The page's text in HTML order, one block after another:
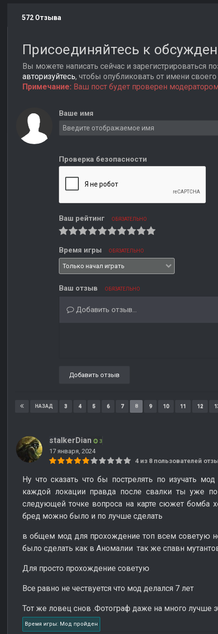
572 Отзыва
Присоединяйтесь к
Вы можете написать сейчас и зарегистрироваться
авторизуйтесь, чтобы опубликовать от имени своего
Примечание: Ваш пост будет проверен
Ваше имя
Проверка безопасности
Ваш рейтинг ОБЯЗАТЕЛЬНО
Время игры ОБЯЗАТЕЛЬНО
Ваш отзыв ОБЯЗАТЕЛЬНО
Добавить отзыв...
Добавить отзыв
НАЗАД 3 4 5 6 7 8 9 10 11 12
stalkerDian 3
17 января, 2024
4 из 8 пользователей
Ну что сказать что бы пострелять по изучать
каждой локации правда после свалки ты уже
следующей точке вопроса на карте сюжет бомба
бред можно было и по лучше сделать
в общем мод для прохождение топ всем советую
было сделать как в Аномалии так же спавн
Для просто прохождение советую
Все равно не чествуется что мод делался 7 лет
Тот же ловец снов .Фотограф даже на много лучше
Время игры: Мод пройден